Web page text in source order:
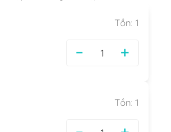
Tồn: 1
Tồn: 1